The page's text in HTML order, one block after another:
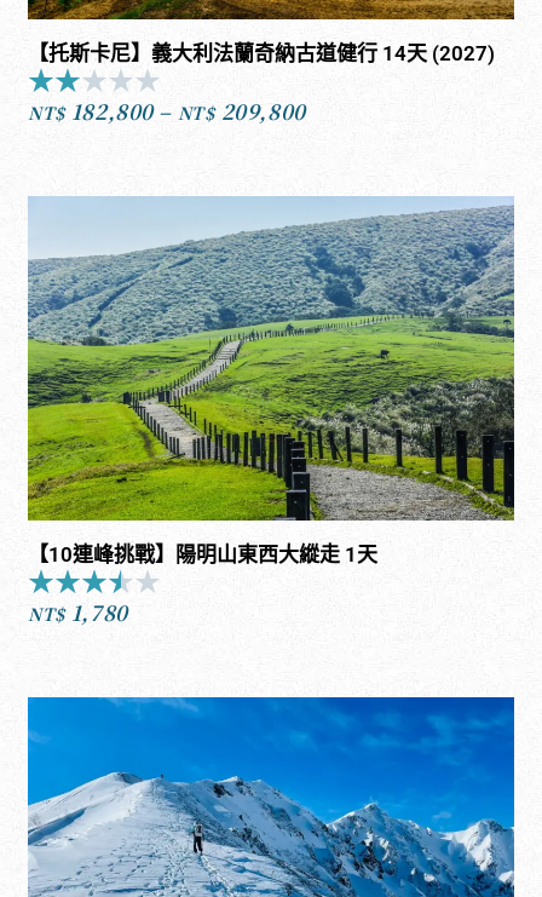
【托斯卡尼】義大利法蘭奇納古道健行 14天 (2027)
★★★★★
2
5
NT$ 182,800– NT$ 209,800
範
圍：
NT$182,800
到
NT$209,800
【10連峰挑戰】陽明山東西大縱走 1天
★★★★★
5
NT$ 1,780